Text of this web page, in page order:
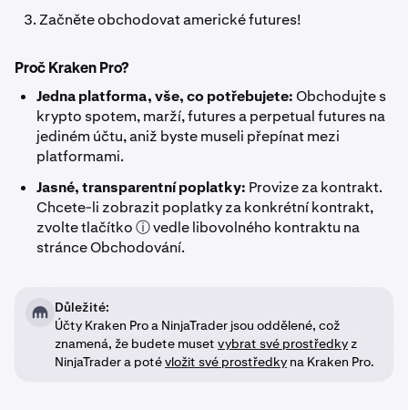
Začněte obchodovat americké futures!
Proč Kraken Pro?
Jedna platforma, vše, co potřebujete:Obchodujte s
krypto spotem, marží, futures a perpetual futures na
jediném účtu, aniž byste museli přepínat mezi
platformami.
Jasné, transparentní poplatky: Provize za kontrakt.
Chcete-li zobrazit poplatky za konkrétní kontrakt,
zvolte tlačítko ⓘ vedle libovolného kontraktu na
stránce Obchodování.
Důležité:
Účty Kraken Pro a NinjaTrader jsou oddělené, což
znamená, že budete muset vybrat své prostředky z
NinjaTrader a potévložit své prostředky na Kraken Pro.